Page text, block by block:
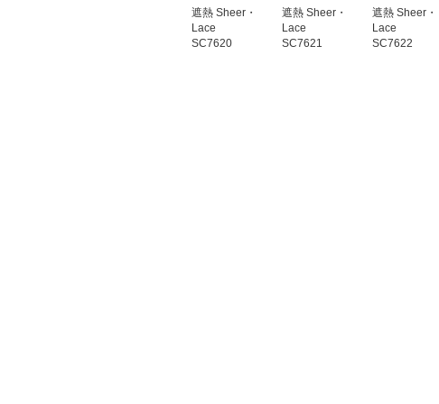
遮熱 Sheer・
Lace
SC7620
遮熱 Sheer・
Lace
SC7621
遮熱 Sheer・
Lace
SC7622